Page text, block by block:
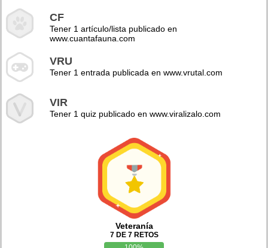
CF
Tener 1 artículo/lista publicado en
www.cuantafauna.com
VRU
Tener 1 entrada publicada en www.vrutal.com
VIR
Tener 1 quiz publicado en www.viralizalo.com
Veteranía
7 DE 7 RETOS